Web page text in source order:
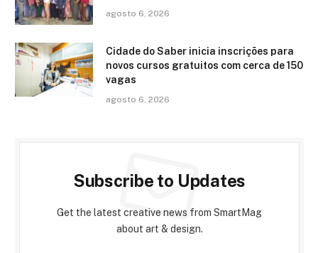
agosto 6, 2026
Cidade do Saber inicia inscrições para
novos cursos gratuitos com cerca de 150
vagas
agosto 6, 2026
Subscribe to Updates
Get the latest creative news from SmartMag
about art & design.